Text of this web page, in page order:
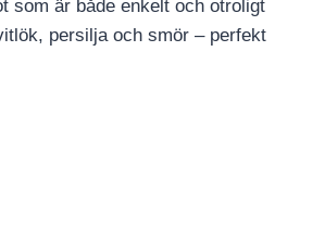
som är både enkelt och otroligt
persilja och smör – perfekt